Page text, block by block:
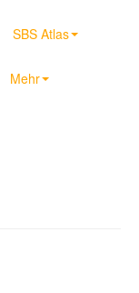
SBS Atlas
Mehr